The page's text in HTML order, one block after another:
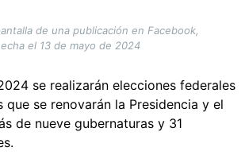
de una publicación en Facebook,
el 13 de mayo de 2024
se realizarán elecciones federales
que se renovarán la Presidencia y el
de nueve gubernaturas y 31